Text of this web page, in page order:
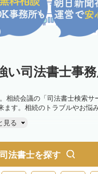
い司法書士事
相続会議の「司法書士検索サ
す。相続のトラブルやお悩
見る
司法書士を探す